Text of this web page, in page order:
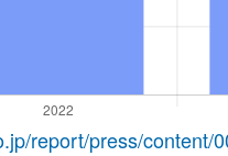
report/press/content/